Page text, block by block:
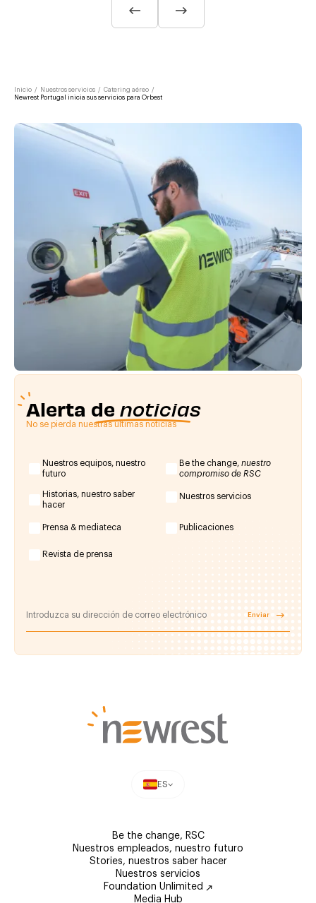
Inicio / Nuestros servicios / Catering aéreo /
Newrest Portugal inicia sus servicios para Orbest
Alerta de noticias
No se pierda nuestras últimas noticias
Nuestros equipos, nuestro
futuro
Be the change, nuestro
compromiso de RSC
Historias, nuestro saber
hacer
Nuestros servicios
Prensa & mediateca Publicaciones
Revista de prensa
Enviar
ES
Be the change, RSC
Nuestros empleados, nuestro futuro
Stories, nuestros saber hacer
Nuestros servicios
Foundation Unlimited
Media Hub